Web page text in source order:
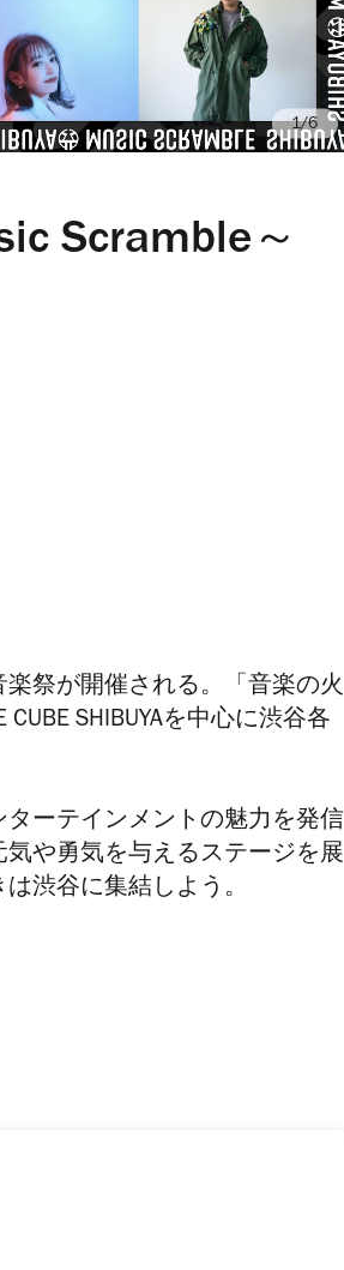
/6
Scramble～
祭が開催される。「音楽の火
SHIBUYAを中心に渋谷各
ーテインメントの魅力を発信
や勇気を与えるステージを展
渋谷に集結しよう。